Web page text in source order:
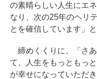
の素晴らしい人生にエ
なり、次の25年のヘリ
とを確信しています」と
締めくくりに、「さ
て、人生をもっともっ
が幸せになっていただ